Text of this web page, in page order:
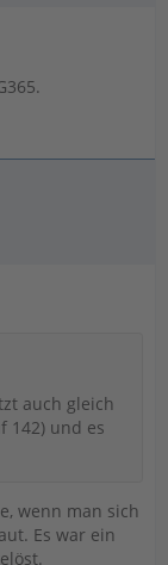
auch gleich
142) und es
wenn man sich
Es war ein